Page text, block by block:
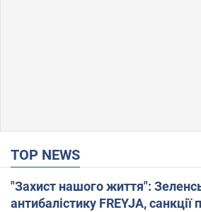
TOP NEWS
"Захист нашого життя":
антибалістику FREYJA, санкції